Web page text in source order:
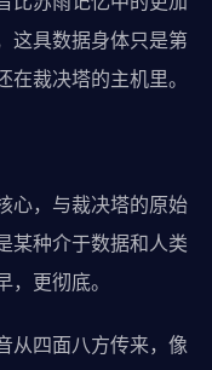
这具数据身体只是第
裁决塔的主机里。
心，与裁决塔的原始
某种介于数据和人类
更彻底。
从四面八方传来，像